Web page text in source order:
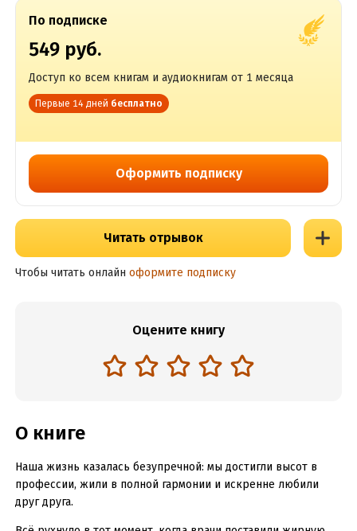
По подписке
549 руб.
Доступ ко всем книгам и аудиокнигам от 1 месяца
Первые 14 дней бесплатно
Оформить подписку
Читать отрывок
Чтобы читать онлайн оформите подписку
Оцените книгу
О книге
Наша жизнь казалась безупречной: мы достигли высот в
профессии, жили в полной гармонии и искренне любили
друг друга.